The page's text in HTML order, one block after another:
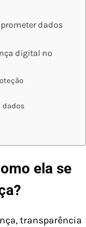
dados
digital no
dados
ela se
transparência